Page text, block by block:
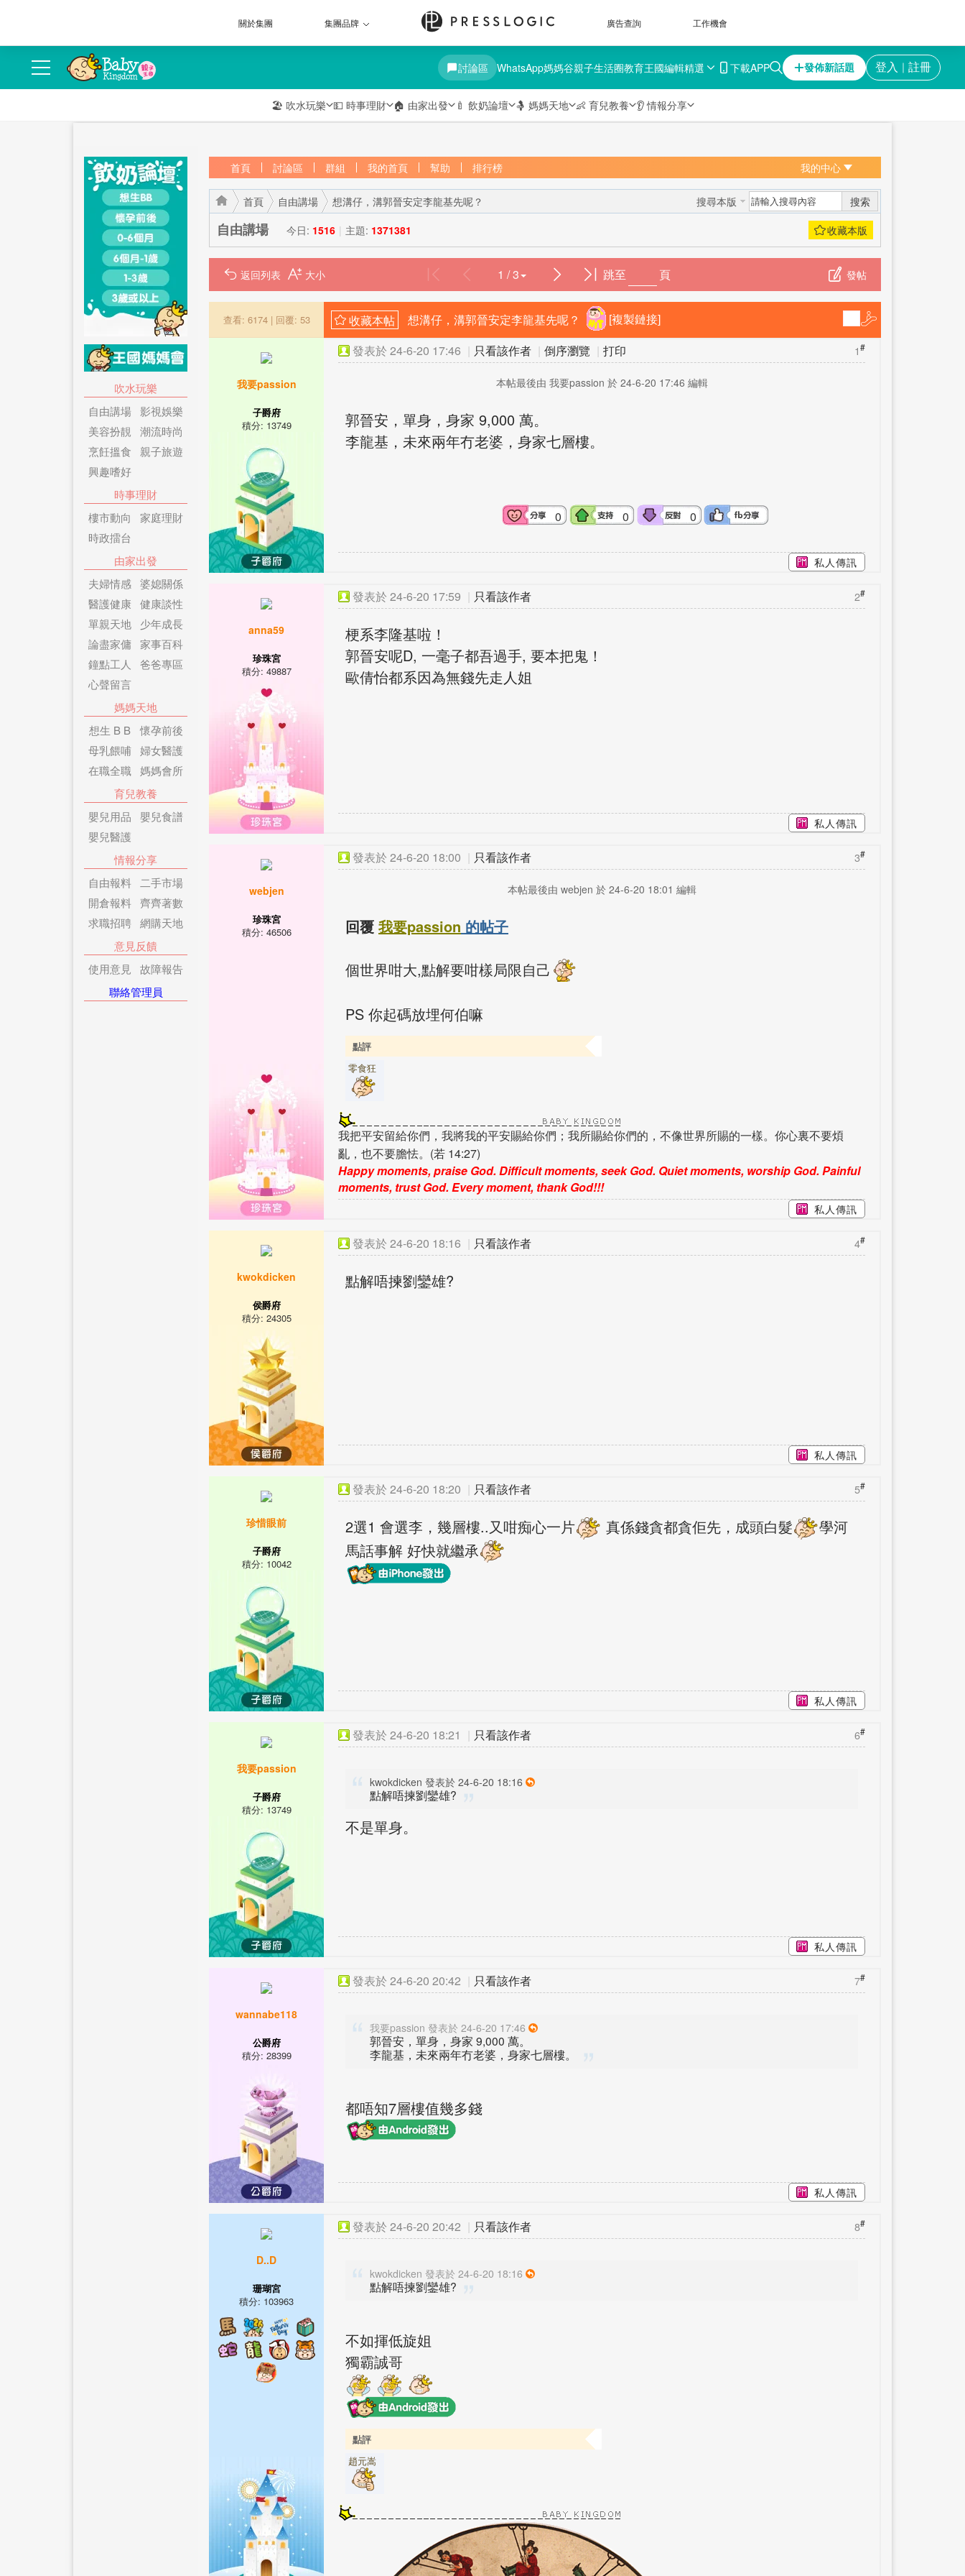
關於集團 集團品牌 廣告查詢 工作機會
討論區 WhatsApp媽媽谷親子生活圈教育王國編輯精選 下載APP 發佈新話題 登入 ｜ 註冊
🏖️ 吹水玩樂 💵 時事理財 🏠 由家出發 🍼 飲奶論壇 🤱 媽媽天地 👶 育兒教養 👂 情報分享
吹水玩樂
自由講場 影視娛樂
美容扮靚
潮流時尚
烹飪搵食
親子旅遊
興趣嗜好
時事理財
樓市動向
家庭理財
時政擂台
由家出發
夫婦情感 婆媳關係
醫護健康
健康談性
單親天地
少年成長
論盡家傭
家事百科
鐘點工人
爸爸專區
心聲留言
媽媽天地
想生 B B
懷孕前後
母乳餵哺 婦女醫護
在職全職
媽媽會所
育兒教養
嬰兒用品
嬰兒食譜
嬰兒醫護
情報分享
自由報料
二手市場
開倉報料 齊齊著數
求職招聘
網購天地
意見反饋
使用意見
故障報告
聯絡管理員
我的中心
首頁 討論區 群組 我的首頁 幫助 排行榜
搜尋本版 搜索
首頁
›
自由講場 想溝仔，溝郭晉安定李龍基先呢？
自由講場 今日: 1516 | 主題: 1371381
發帖
返回列表 1 / 3 跳至 頁
查看: 6174| 回覆: 53 想溝仔，溝郭晉安定李龍基先呢？ [複製鏈接]
我要passion
子爵府
積分: 13749
1#
發表於 24-6-20 17:46 | 只看該作者 | 倒序瀏覽 | 打印
本帖最後由 我要passion 於 24-6-20 17:46 編輯
郭晉安，單身，身家 9,000 萬。
李龍基，未來兩年冇老婆，身家七層樓。
0 0 0
私人傳訊
anna59
珍珠宮
積分: 49887
2#
發表於 24-6-20 17:59 | 只看該作者
梗系李隆基啦！
郭晉安呢D, 一毫子都吾過手, 要本把鬼！
歐倩怡都系因為無錢先走人姐
私人傳訊
webjen
珍珠宮
積分: 46506
3#
發表於 24-6-20 18:00 | 只看該作者
本帖最後由 webjen 於 24-6-20 18:01 編輯
回覆 我要passion 的帖子
個世界咁大,點解要咁樣局限自己
PS 你起碼放埋何伯嘛
點評
零食狂
我把平安留給你們，我將我的平安賜給你們；我所賜給你們的，不像世界所賜的一樣。你心裏不要煩
亂，也不要膽怯。(若 14:27)
Happy moments, praise God. Difficult moments, seek God. Quiet moments, worship God. Painful
moments, trust God. Every moment, thank God!!!
私人傳訊
kwokdicken
侯爵府
積分: 24305
4#
發表於 24-6-20 18:16 | 只看該作者
點解唔揀劉鑾雄?
私人傳訊
珍惜眼前
子爵府
積分: 10042
5#
發表於 24-6-20 18:20 | 只看該作者
2選1 會選李，幾層樓..又咁痴心一片 真係錢貪都貪佢先，成頭白髮
學河
馬話事解 好快就繼承
私人傳訊
我要passion
子爵府
積分: 13749
6#
發表於 24-6-20 18:21 | 只看該作者
kwokdicken 發表於 24-6-20 18:16
點解唔揀劉鑾雄?
不是單身。
私人傳訊
wannabe118
公爵府
積分: 28399
7#
發表於 24-6-20 20:42 | 只看該作者
我要passion 發表於 24-6-20 17:46
郭晉安，單身，身家 9,000 萬。
李龍基，未來兩年冇老婆，身家七層樓。
都唔知7層樓值幾多錢
私人傳訊
D..D
珊瑚宮
積分: 103963
8#
發表於 24-6-20 20:42 | 只看該作者
kwokdicken 發表於 24-6-20 18:16
點解唔揀劉鑾雄?
不如揮低旋姐
獨霸誠哥
點評
趙元嵩